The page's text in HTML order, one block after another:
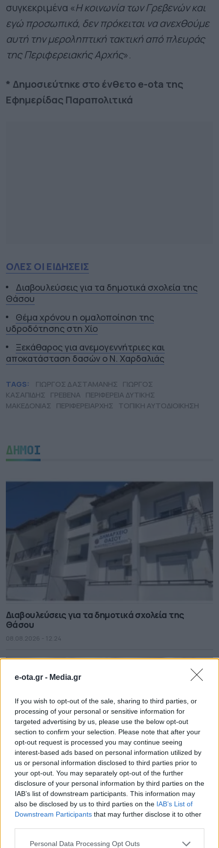
e-ota.gr - Media.gr
If you wish to opt-out of the sale, sharing to third parties, or
processing of your personal or sensitive information for
targeted advertising by us, please use the below opt-out
section to confirm your selection. Please note that after your
opt-out request is processed you may continue seeing
interest-based ads based on personal information utilized by
us or personal information disclosed to third parties prior to
your opt-out. You may separately opt-out of the further
disclosure of your personal information by third parties on the
IAB’s list of downstream participants. This information may
also be disclosed by us to third parties on the IAB’s List of
Downstream Participants that may further disclose it to other
Personal Data Processing Opt Outs
συγκεκριμένα «Η κοινωνία των Γρεβενών και
εγώ προσωπικά, δεν πρόκειται να ανεχθούμε
αυτή την μεροληπτική τακτική από πλευράς
της Περιφερειακής Αρχής».
* Δημοσιεύτηκε στο ένθετο e-ota της
Εφημερίδας Παραπολιτικά
ΟΛΕΣ ΟΙ ΕΙΔΗΣΕΙΣ
Διαβουλεύσεις για τα δημοτικά σχολεία της
Θάσου
Θέμα χρόνου η ομαλοποίηση της
υδροδότησης στη Χίο
Ξεκάθαρος για ανεμογεννήτριες και
αποκατάσταση δασών ο Ν. Χαρδαλιάς
TAGS: ΓΙΩΡΓΟΣ ΔΑΣΤΑΜΑΝΗΣ ΓΙΩΡΓΟΣ
ΚΑΣΑΠΙΔΗΣ ΓΡΕΒΕΝΑ ΠΕΡΙΦΕΡΕΙΑ ΔΥΤΙΚΗΣ
ΜΑΚΕΔΟΝΙΑΣ ΠΕΡΙΦΕΡΕΙΑΡΧΗΣ ΤΟΠΙΚΗ ΑΥΤΟΔΙΟΙΚΗΣΗ
ΔΗΜΟΙ
Διαβουλεύσεις για τα δημοτικά σχολεία της
Θάσου
08.08.2026 - 12.24
Θέμα χρόνου η ομαλοποίηση της υδροδότησης
στη Χίο
08.08.2026 - 12.08